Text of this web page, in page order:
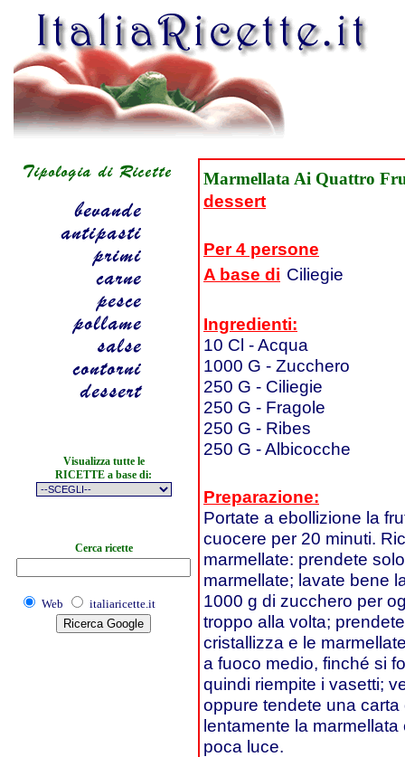
Visualizza tutte le
RICETTE a base di:
Cerca ricette
Web italiaricette.it
Marmellata Ai Quattro
dessert
Per 4 persone
A base di Ciliegie
Ingredienti:
10 Cl - Acqua
1000 G - Zucchero
250 G - Ciliegie
250 G - Fragole
250 G - Ribes
250 G - Albicocche
Preparazione:
Portate a ebollizione la
cuocere per 20 minuti.
marmellate: prendete
marmellate; lavate bene
1000 g di zucchero per
troppo alla volta;
cristallizza e le
a fuoco medio, finché si
quindi riempite i vasetti;
oppure tendete una
lentamente la
poca luce.